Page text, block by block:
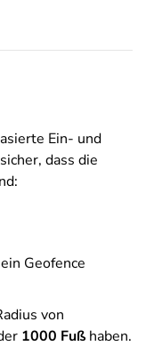
Ein- und
dass die
Geofence
von
1000 Fuß haben.